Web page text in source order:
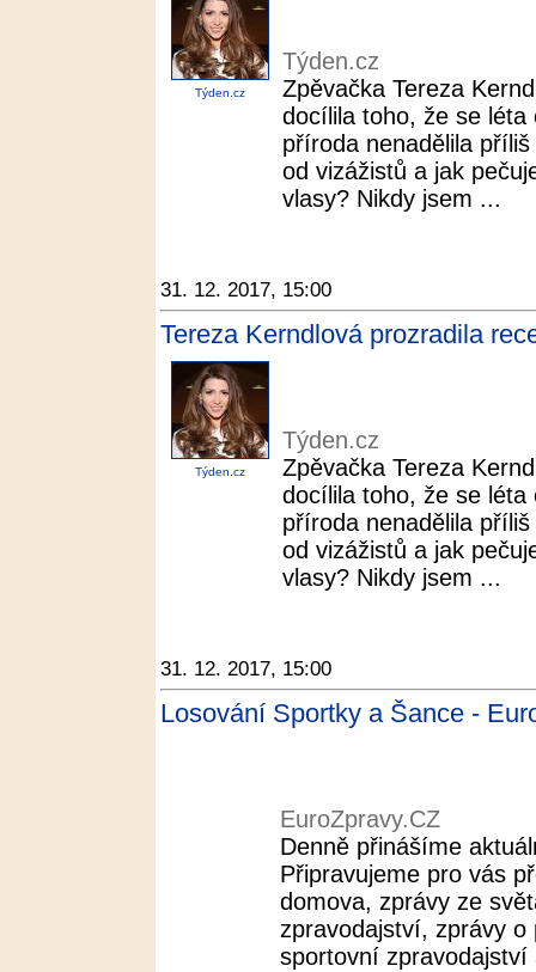
Týden.cz
Týden.cz
Zpěvačka Tereza
docílila toho, že se
příroda nenadělila
od vizážistů a jak
vlasy? Nikdy jsem ...
31. 12. 2017, 15:00
Tereza Kerndlová prozradila
Týden.cz
Týden.cz
Zpěvačka Tereza
docílila toho, že se
příroda nenadělila
od vizážistů a jak
vlasy? Nikdy jsem ...
31. 12. 2017, 15:00
Losování Sportky a Šance -
EuroZpravy.CZ
Denně přinášíme
Připravujeme pro vás
domova, zprávy ze
zpravodajství, zprávy
sportovní